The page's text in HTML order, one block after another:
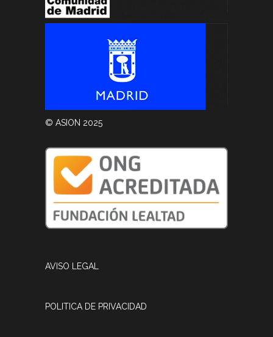
© ASION 2025
AVISO LEGAL
POLITICA DE PRIVACIDAD